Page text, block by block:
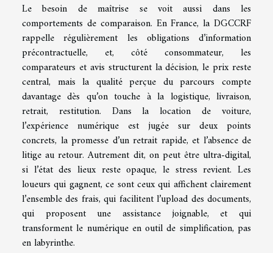
Le besoin de maîtrise se voit aussi dans les
comportements de comparaison. En France, la DGCCRF
rappelle régulièrement les obligations d’information
précontractuelle, et, côté consommateur, les
comparateurs et avis structurent la décision, le prix reste
central, mais la qualité perçue du parcours compte
davantage dès qu’on touche à la logistique, livraison,
retrait, restitution. Dans la location de voiture,
l’expérience numérique est jugée sur deux points
concrets, la promesse d’un retrait rapide, et l’absence de
litige au retour. Autrement dit, on peut être ultra-digital,
si l’état des lieux reste opaque, le stress revient. Les
loueurs qui gagnent, ce sont ceux qui affichent clairement
l’ensemble des frais, qui facilitent l’upload des documents,
qui proposent une assistance joignable, et qui
transforment le numérique en outil de simplification, pas
en labyrinthe.